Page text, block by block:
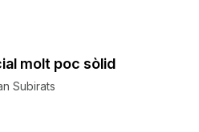
molt poc sòlid
Subirats